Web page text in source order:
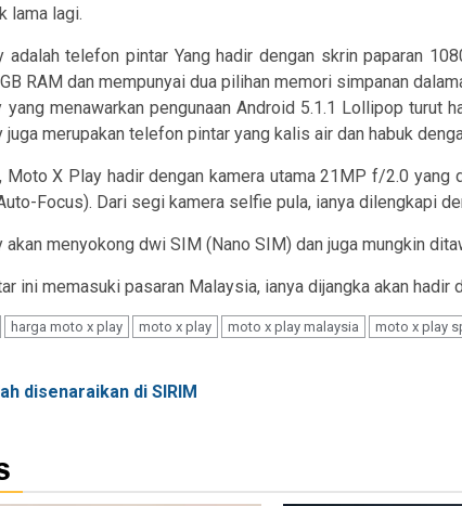
lama lagi.
telefon pintar Yang hadir dengan skrin paparan
RAM dan mempunyai dua pilihan memori simpanan
menawarkan pengunaan Android 5.1.1 Lollipop turut
merupakan telefon pintar yang kalis air dan habuk
Moto X Play hadir dengan kamera utama 21MP f/2.0 yang
Focus). Dari segi kamera selfie pula, ianya dilengkapi
menyokong dwi SIM (Nano SIM) dan juga mungkin
ini memasuki pasaran Malaysia, ianya dijangka akan hadir
harga moto x play moto x play moto x play malaysia moto x play
disenaraikan di SIRIM